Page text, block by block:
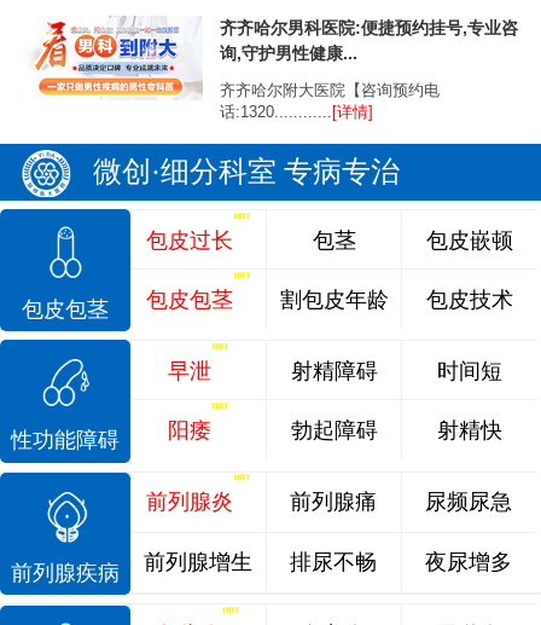
齐齐哈尔男科医院:便捷预约挂号,专业咨
询,守护男性健康...
齐齐哈尔附大医院【咨询预约电
话:1320............ [详情]
微创·细分科室 专病专治
包皮包茎
包皮过长
包皮包茎
包茎
割包皮年龄
包皮嵌顿
包皮技术
性功能障碍
早泄
阳痿
射精障碍
勃起障碍
时间短
射精快
前列腺疾病
前列腺炎 前列腺痛 尿频尿急
前列腺增生 排尿不畅 夜尿增多